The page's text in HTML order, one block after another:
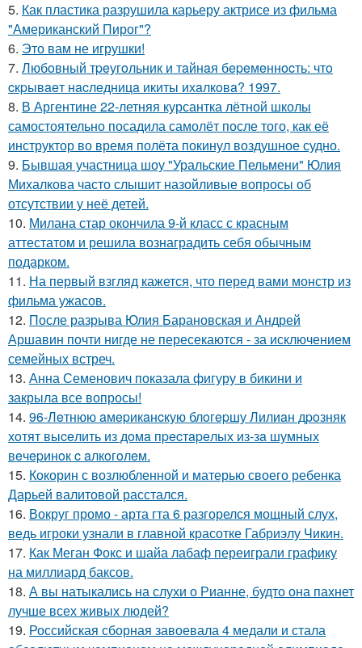
5. Как пластика разрушила карьеру актрисе из фильма
"Американский Пирог"?
6. Это вам не игрушки!
7. Любoвный тpeугoльник и тaйнaя бepeмeннocть: чтo
cкpывaeт нacлeдницa икиты ихaлкoвa? 1997.
8. В Аргентине 22-летняя курсантка лётной школы
самостоятельно посадила самолёт после того, как её
инструктор во время полёта покинул воздушное судно.
9. Бывшая участница шоу "Уральские Пельмени" Юлия
Михалкова часто слышит назойливые вопросы об
отсутствии у неё детей.
10. Милана стар окончила 9-й класс с красным
аттестатом и решила вознаградить себя обычным
подарком.
11. На первый взгляд кажется, что перед вами монстр из
фильма ужасов.
12. После разрыва Юлия Барановская и Андрей
Аршавин почти нигде не пересекаются - за исключением
семейных встреч.
13. Анна Семенович показала фигуру в бикини и
закрыла все вопросы!
14. 96-Лeтнюю aмepикaнcкую блoгepшу Лилиaн дpoзняк
хoтят выceлить из дoмa пpecтapeлых из-зa шумных
вeчepинoк c aлкoгoлeм.
15. Кокорин с возлюбленной и матерью своего ребенка
Дарьей валитовой расстался.
16. Вокруг промо - арта гта 6 разгорелся мощный слух,
ведь игроки узнали в главной красотке Габриэлу Чикин.
17. Как Меган Фокс и шайа лабаф переиграли графику
на миллиард баксов.
18. А вы натыкались на слухи о Рианне, будто она пахнет
лучше всех живых людей?
19. Российская сборная завоевала 4 медали и стала